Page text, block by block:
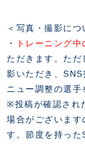
＜写真・撮影につ
・
トレーニング
ただきます。た
影いただき、
ニュー調整の選手
※投稿が確認され
場合がございます
す。節度を持った